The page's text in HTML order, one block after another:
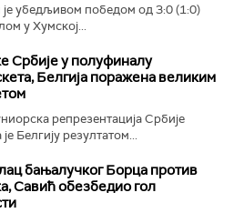
је убедљивом победом од 3:0 (1:0)
у Хумској...
Србије у полуфиналу
Белгија поражена великим
репрезентација Србије
Белгију резултатом...
бањалучког Борца против
Савић обезбедио гол